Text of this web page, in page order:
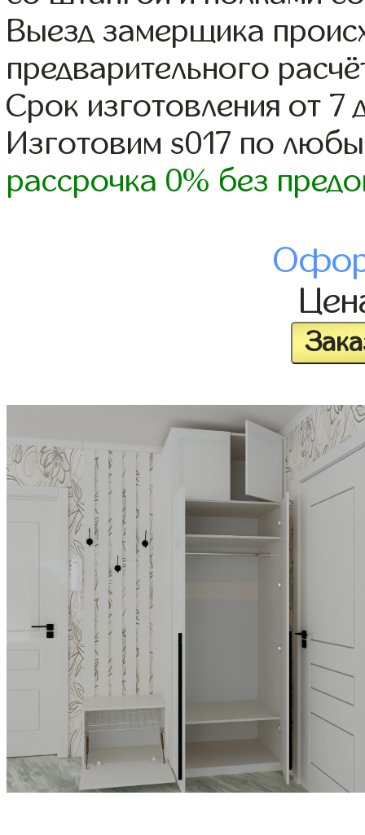
Выезд замерщика
предварительного
Срок изготовления от 7
Изготовим s017 по
рассрочка 0% без